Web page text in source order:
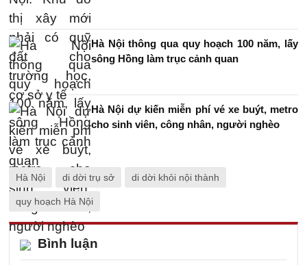
Hà Nội thông qua quy hoạch 100 năm, lấy
sông Hồng làm trục cảnh quan
Hà Nội dự kiến miễn phí vé xe buýt, metro
cho sinh viên, công nhân, người nghèo
Hà Nội di dời trụ sở di dời khỏi nội thành
quy hoạch Hà Nội
Bình luận